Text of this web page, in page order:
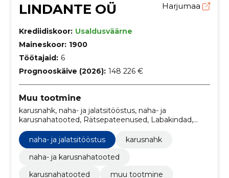
LINDANTE OÜ Harjumaa
Krediidiskoor: Usaldusväärne
Maineskoor: 1900
Töötajaid: 6
Prognooskäive (2026): 148 226 €
Muu tootmine
karusnahk, naha- ja jalatsitööstus, naha- ja
karusnahatooted, Rätsepateenused, Labakindad,
naha- ja jalatsitööstus
karusnahk
naha- ja karusnahatooted
karusnahatooted
muu tootmine